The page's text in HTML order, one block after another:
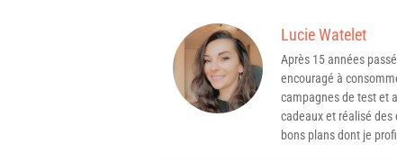
Lucie Watelet
Après 15 années
encouragé à
campagnes de test et
cadeaux et réalisé
bons plans dont je